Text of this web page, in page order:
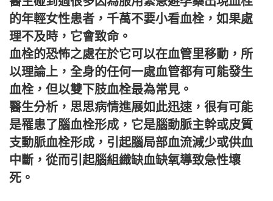
的年輕女性患者，千萬不要小看血栓，如果處
理不及時，它會致命。
血栓的恐怖之處在於它可以在血管里移動，所
以理論上，全身的任何一處血管都有可能發生
血栓，但以雙下肢血栓最為常見。
醫生分析，思思病情進展如此迅速，很有可能
是罹患了腦血栓形成，它是腦動脈主幹或皮質
支動脈血栓形成，引起腦局部血流減少或供血
中斷，從而引起腦組織缺血缺氧導致急性壞
死。